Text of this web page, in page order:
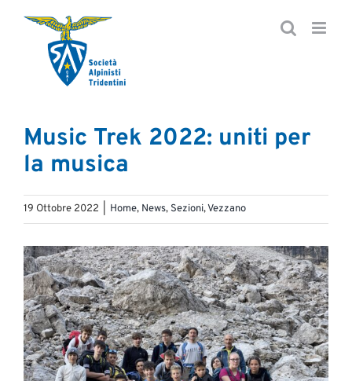
contenuto
Music Trek 2022: uniti per
la musica
19 Ottobre 2022 Home, News, Sezioni,Vezzano